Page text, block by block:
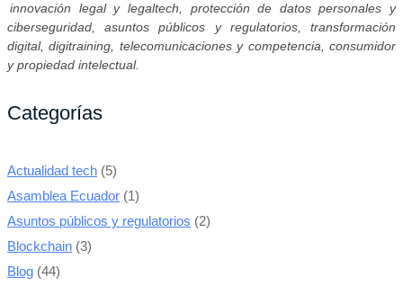
innovación legal y legaltech, protección de datos personales y
ciberseguridad, asuntos públicos y regulatorios, transformación
digital, digitraining, telecomunicaciones y competencia, consumidor
y propiedad intelectual.
Categorías
Actualidad tech (5)
Asamblea Ecuador (1)
Asuntos públicos y regulatorios (2)
Blockchain (3)
Blog (44)